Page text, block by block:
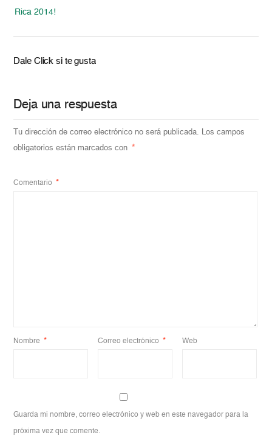
Rica 2014!
Dale Click si te gusta
Deja una respuesta
Tu dirección de correo electrónico no será publicada. Los campos
obligatorios están marcados con
*
Comentario *
Nombre * Correo electrónico * Web
Guarda mi nombre, correo electrónico y web en este navegador para la
próxima vez que comente.